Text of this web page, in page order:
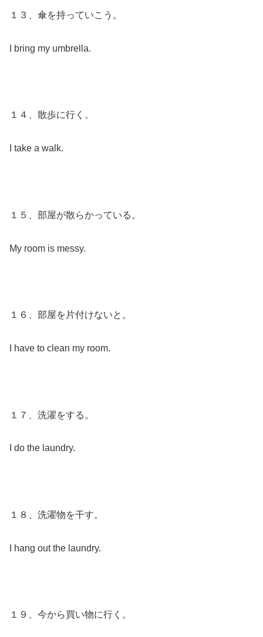
１３、傘を持っていこう。
I bring my umbrella.
１４、散歩に行く。
I take a walk.
１５、部屋が散らかっている。
My room is messy.
１６、部屋を片付けないと。
I have to clean my room.
１７、洗濯をする。
I do the laundry.
１８、洗濯物を干す。
I hang out the laundry.
１９、今から買い物に行く。